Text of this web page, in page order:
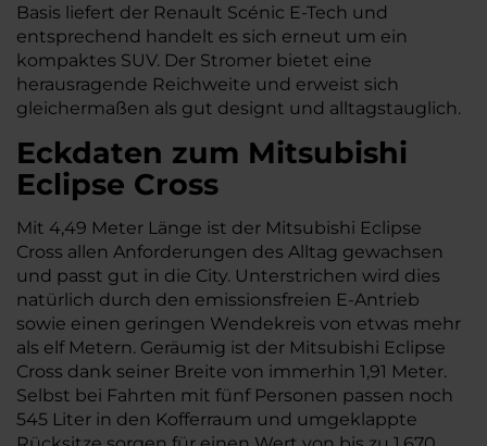
Basis liefert der Renault Scénic E-Tech und
entsprechend handelt es sich erneut um ein
kompaktes SUV. Der Stromer bietet eine
herausragende Reichweite und erweist sich
gleichermaßen als gut designt und alltagstauglich.
Eckdaten zum Mitsubishi
Eclipse Cross
Mit 4,49 Meter Länge ist der Mitsubishi Eclipse
Cross allen Anforderungen des Alltag gewachsen
und passt gut in die City. Unterstrichen wird dies
natürlich durch den emissionsfreien E-Antrieb
sowie einen geringen Wendekreis von etwas mehr
als elf Metern. Geräumig ist der Mitsubishi Eclipse
Cross dank seiner Breite von immerhin 1,91 Meter.
Selbst bei Fahrten mit fünf Personen passen noch
545 Liter in den Kofferraum und umgeklappte